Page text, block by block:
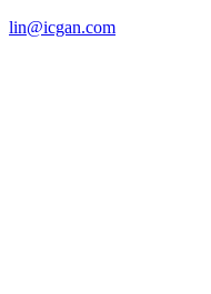
lin@icgan.com